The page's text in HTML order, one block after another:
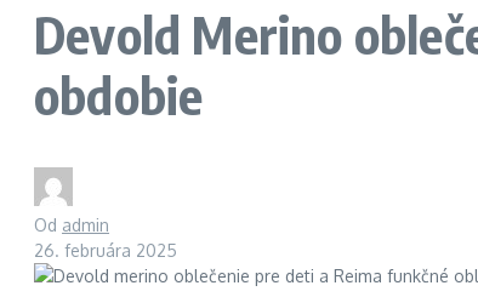
Devold Merino
obdobie
Od admin
26. februára 2025